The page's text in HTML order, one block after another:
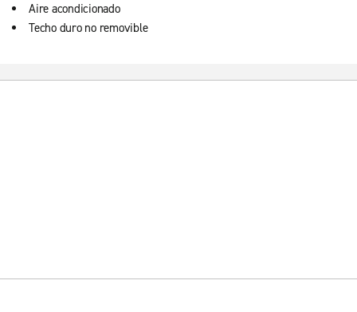
Aire acondicionado
Techo duro no removible